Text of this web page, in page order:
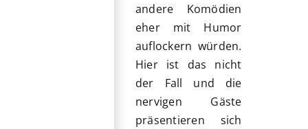
andere Komödien
eher mit Humor
auflockern würden.
Hier ist das nicht
der Fall und die
nervigen Gäste
präsentieren sich